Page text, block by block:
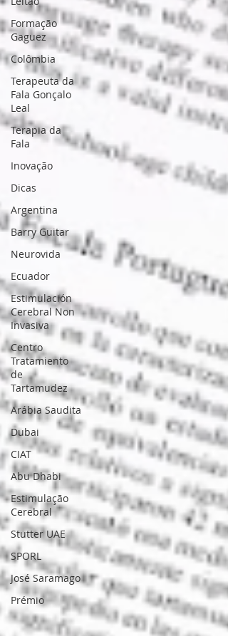
Formação
Gaguez
Colômbia
Terapeuta da
Fala Gonçalo
Leal
Terapia da
Fala
Inovação
Dicas
Argentina
Barry Guitar
Neurovida
Ecuador
Estimulación
Cerebral Non
Invasiva
Centro
Tratamiento
de
Tartamudez
Arábia Saudita
Dubai
CIAT
Abu Dhabi
Estimulação
Cerebral
Stutter UAE
SPORL
José Saramago
Prémio